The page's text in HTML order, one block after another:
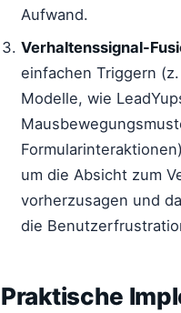
Aufwand.
Verhaltenssignal-
einfachen Triggern
Modelle, wie
um die Absicht zum
vorherzusagen und
die
Praktische